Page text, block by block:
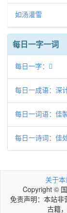
如汤灌雪
每日一字一词
每日一字：𥌛
每日一成语：深
每日一词语：佳
每日一诗词：佳
关于
Copyright ©
免责声明：本站非
古籍